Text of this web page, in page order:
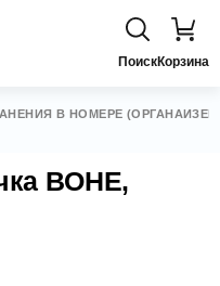
ПоискКорзина
В НОМЕРЕ
BOHE,